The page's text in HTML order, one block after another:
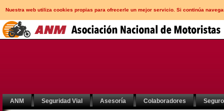
Nuestra web utiliza cookies propias para ofrecerle un mejor servicio. Si continúa
ANM Seguridad Vial Asesoría Colaboradores